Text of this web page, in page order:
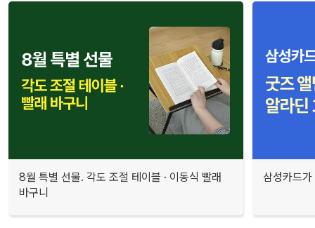
8월 특별 선물. 각도 조절 테이블 · 이동식 빨래
바구니
삼성카드